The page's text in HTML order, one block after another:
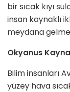
bir sıcak kıyı
insan kaynaklı
meydana gelme
Okyanus
Bilim insanları
yüzey hava